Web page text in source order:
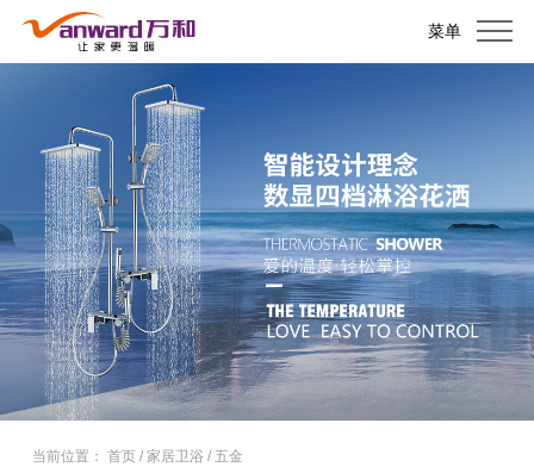
菜单
当前位置： 首页/ 家居卫浴 / 五金